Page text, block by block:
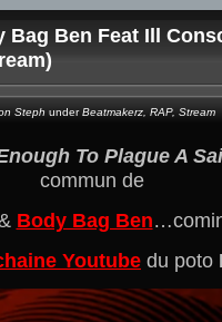
Bag Ben Feat Ill
Steph underBeatmakerz RAP, Stream
To Plague A
commun de
Body Bag Ben
Youtube du poto